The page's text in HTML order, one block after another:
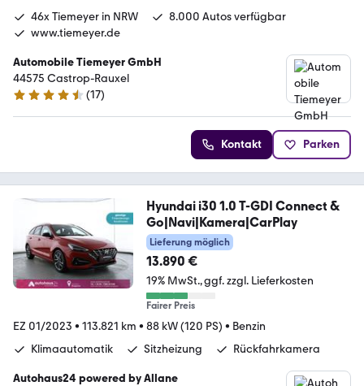
46x Tiemeyer in NRW
8.000 Autos verfügbar
www.tiemeyer.de
Automobile Tiemeyer GmbH
44575 Castrop-Rauxel
4.6 Sterne
(17)
Kontakt Parken
Hyundai i30 1.0 T-GDI Connect &
Go|Navi|Kamera|CarPlay
Lieferung möglich
13.890 €
19% MwSt. ggf. zzgl. Lieferkosten
Fairer Preis
EZ 01/2023 • 113.821 km • 88 kW (120 PS) • Benzin
Klimaautomatik
Sitzheizung Rückfahrkamera
Autohaus24 powered by Allane